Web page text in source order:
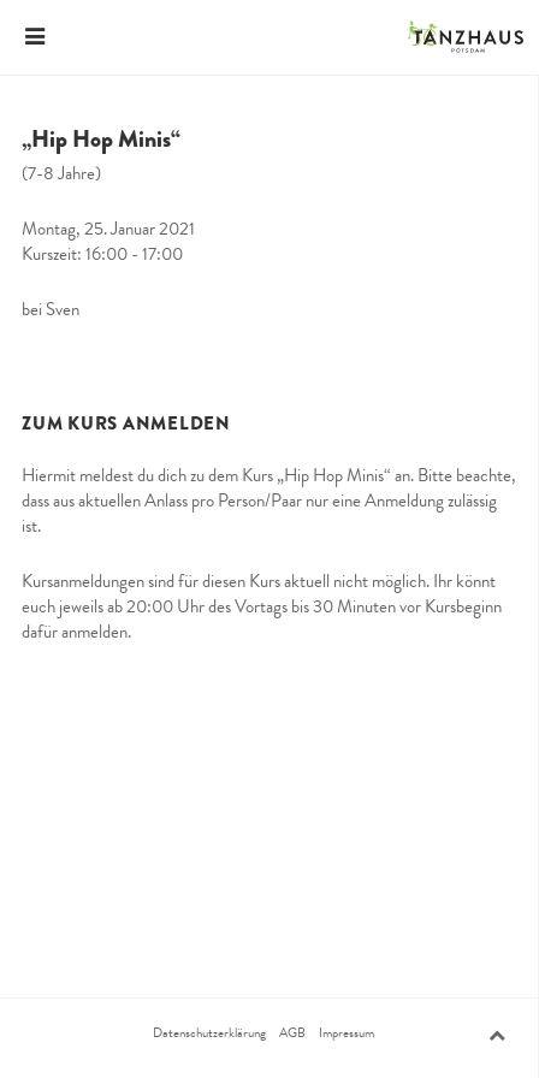
„Hip Hop Minis“
(7-8 Jahre)
Montag, 25. Januar 2021
Kurszeit: 16:00 - 17:00
bei Sven
ZUM KURS ANMELDEN
Hiermit meldest du dich zu dem Kurs „Hip Hop Minis“ an. Bitte beachte,
dass aus aktuellen Anlass pro Person/Paar nur eine Anmeldung zulässig
ist.
Kursanmeldungen sind für diesen Kurs aktuell nicht möglich. Ihr könnt
euch jeweils ab 20:00 Uhr des Vortags bis 30 Minuten vor Kursbeginn
dafür anmelden.
Datenschutzerklärung AGB Impressum